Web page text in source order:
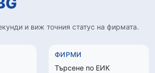
и виж точния статус на фирмата.
ФИРМИ
Търсене по ЕИК